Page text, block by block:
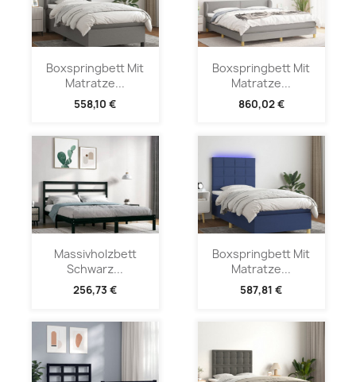
Boxspringbett Mit
Matratze...
558,10 €
Boxspringbett Mit
Matratze...
860,02 €
Massivholzbett
Schwarz...
256,73 €
Boxspringbett Mit
Matratze...
587,81 €